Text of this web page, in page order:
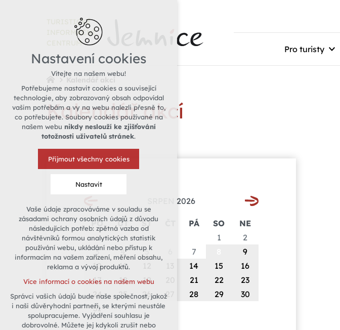
TURISTICKÉ
INFORMAČNÍ
CENTRUM
Pro turisty
Kalendář akcí
SRPEN 2026
PO ÚT ST PÁ SO
NE
1
2
3
4 5 7
9
10
11 14 15
16
17
18 19 21 22
23
24
25 26 27 28 29
30
31
Nastavení cookies
Vítejte na našem webu!
Potřebujeme nastavit cookies a související
technologie, aby zobrazovaný obsah odpovídal
vašim potřebám a vy na webu nalezli přesně to,
co potřebujete. Soubory cookies používané na
našem webu nikdy neslouží ke zjišťování
totožnosti uživatelů stránek.
Přijmout všechny cookies
Nastavit
Technická cookies
nutná pro provozování webu
udržení kontextu stránek (session):
případná přihlášení, volby jazyka, apod.
Volitelná cookies
vyhodnocení návštěvnosti
marketingová cookies (Google)
Více informací o cookies na našem webu
Vaše údaje zpracováváme v souladu se
zásadami ochrany osobních údajů z důvodu
následujících potřeb: zpětná vazba od
návštěvníků formou analytických statistik
používání webu, ukládání nebo přístup k
informacím na vašem zařízení, měření obsahu,
reklama a vývoj produktů.
Více informací o cookies na našem webu
Správci vašich údajů bude naše společnost, jakož
i naši důvěryhodní partneři, se kterými neustále
spolupracujeme. Vyjádření souhlasu je
dobrovolné. Můžete jej kdykoli zrušit nebo